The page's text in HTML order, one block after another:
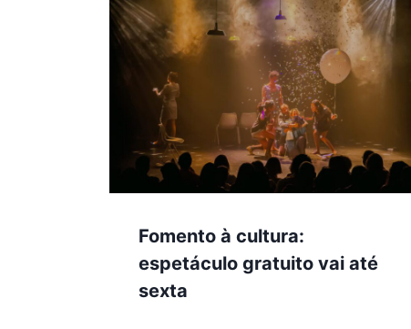
Fomento à cultura:
espetáculo gratuito vai até
sexta